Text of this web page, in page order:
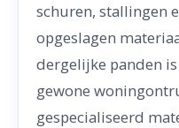
schuren, stallingen
opgeslagen
dergelijke panden
gewone
gespecialiseerd